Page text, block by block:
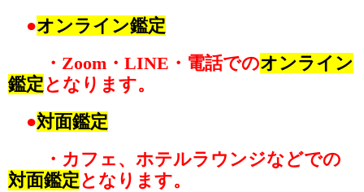
●オンライン鑑定
・Zoom・LINE・電話でのオンライン
鑑定となります。
●対面鑑定
・カフェ、ホテルラウンジなどでの
対面鑑定となります。